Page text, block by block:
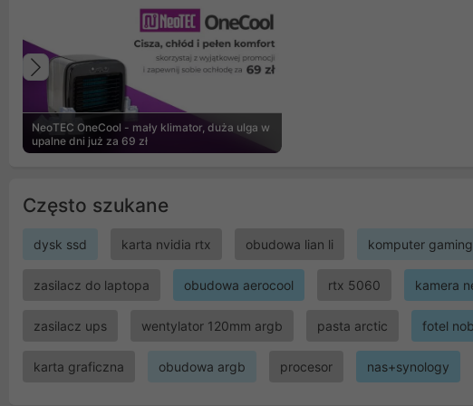
NeoTEC OneCool - mały klimator, duża ulga w
upalne dni już za 69 zł
Poprzedni
Często szukane
dysk ssd karta nvidia rtx obudowa lian li komputer
zasilacz do laptopa obudowa aerocool rtx 5060 kamera
zasilacz ups wentylator 120mm argb pasta arctic fotel
karta graficzna obudowa argb procesor nas+synology